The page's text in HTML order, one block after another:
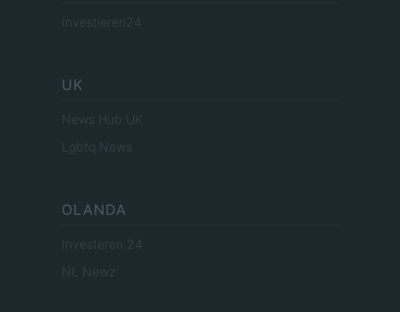
Investieren24
UK
News Hub UK
Lgbtq News
OLANDA
Investeren 24
NL Newz